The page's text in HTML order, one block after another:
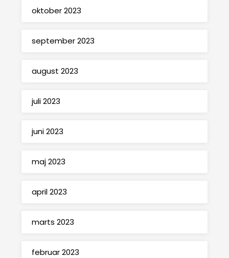
oktober 2023
september 2023
august 2023
juli 2023
juni 2023
maj 2023
april 2023
marts 2023
februar 2023